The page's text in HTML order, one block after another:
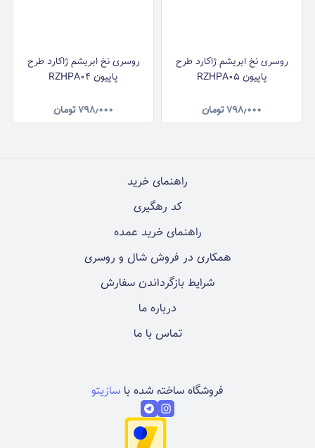
روسری نخ ابریشم ژاکارد طرح
پاپیون RZHPA05
۷۹۸٫۰۰۰تومان
روسری نخ ابریشم ژاکارد طرح
پاپیون RZHPA04
۷۹۸٫۰۰۰تومان
راهنمای خرید
کد رهگیری
راهنمای خرید عمده
همکاری در فروش شال و روسری
شرایط بازگرداندن سفارش
درباره ما
تماس با ما
فروشگاه ساخته شده با سازیتو